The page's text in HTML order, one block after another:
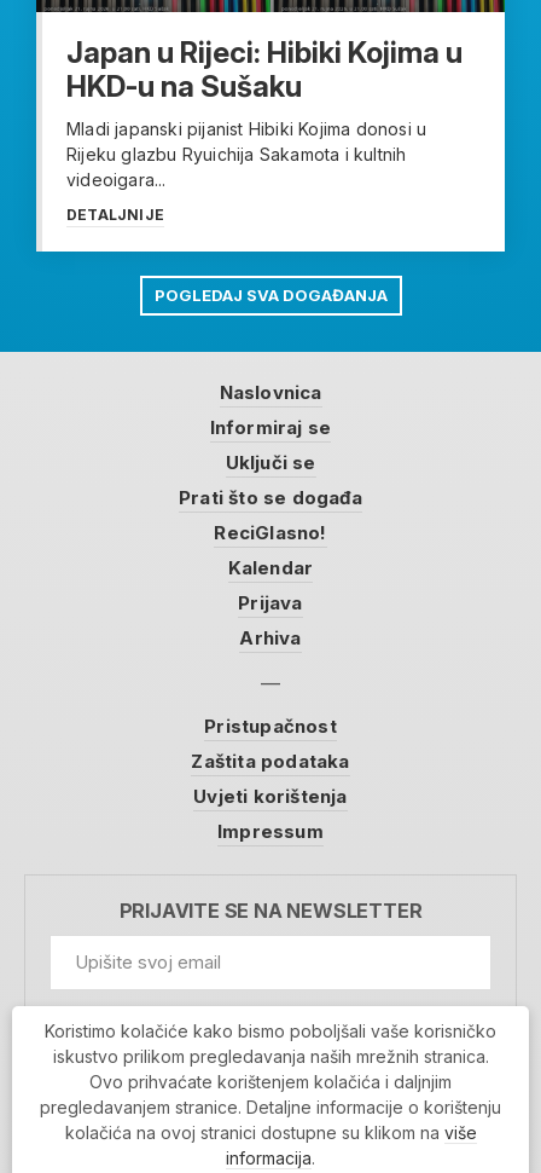
Japan u Rijeci: Hibiki Kojima u
HKD-u na Sušaku
Mladi japanski pijanist Hibiki Kojima donosi u
Rijeku glazbu Ryuichija Sakamota i kultnih
videoigara...
DETALJNIJE
POGLEDAJ SVA DOGAĐANJA
Naslovnica
Informiraj se
Uključi se
Prati što se događa
ReciGlasno!
Kalendar
Prijava
Arhiva
Pristupačnost
Zaštita podataka
Uvjeti korištenja
Impressum
PRIJAVITE SE NA NEWSLETTER
Prihvaćam da se moji podaci spremaju u bazu
podataka i koriste u svrhu slanja MojaRijeka
newslettera
MOJARIJEKA NEWSLETTER
PRIJAVI SE
Koristimo kolačiće kako bismo poboljšali vaše korisničko
iskustvo prilikom pregledavanja naših mrežnih stranica.
Ovo prihvaćate korištenjem kolačića i daljnjim
pregledavanjem stranice. Detaljne informacije o korištenju
kolačića na ovoj stranici dostupne su klikom na više
informacija.